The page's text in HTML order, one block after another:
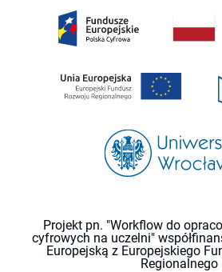
Projekt pn. "Workflow do
cyfrowych na uczelni"
Europejską z Europejskiego
Regionalnego